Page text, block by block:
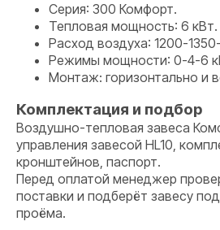
Серия: 300 Комфорт.
Тепловая мощность: 6 кВт.
Расход воздуха: 1200-
Режимы мощности: 0-4-6
Монтаж: горизонтально и
Комплектация и подбор
Воздушно-тепловая завеса
управления завесой HL10,
кронштейнов, паспорт.
Перед оплатой менеджер
поставки и подберёт завесу
проёма.